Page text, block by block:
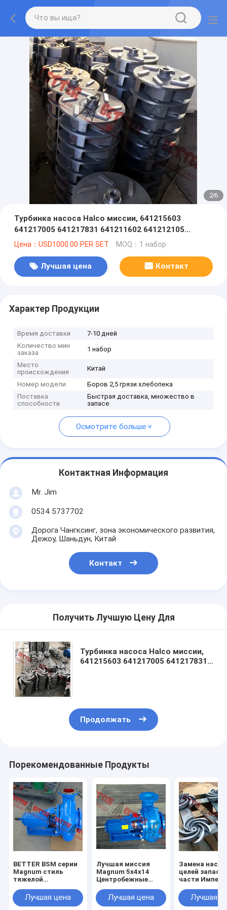
2/6
Турбинка насоса Halco миссии, 641215603
641217005 641217831 641211602 641212105
641211602 641209903 641221007
Цена：USD1000.00 PER SET MOQ：1 набор
Лучшая цена Контакт
Характер Продукции
Время доставки
7-10 дней
Количество мин
заказа
1 набор
Место
происхождения
Китай
Номер модели
Боров 2,5 грязи хлебопека
Поставка
способности
Быстрая доставка, множество в
запасе
Осмотрите больше
Контактная Информация
Mr. Jim
0534 5737702
Дорога Чангксинг, зона экономического развития,
Дежоу, Шаньдун, Китай
Контакт
Получить Лучшую Цену Для
Турбинка насоса Halco миссии,
641215603 641217005 641217831
Продолжать
Порекомендованные Продукты
BETTER BSM серии
Magnum стиль
тяжелой
центробежной
насос
Лучшая цена
Лучшая миссия
Magnum 5x4x14
Центробежные
сливочных отходов
завершены
Лучшая цена
Замена
целей
части
3x2x13,
5x4x14,
Лучшая